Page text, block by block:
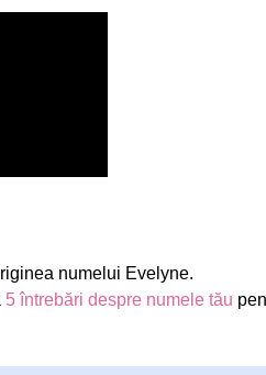
numelui Evelyne.
5 întrebări despre numele tău